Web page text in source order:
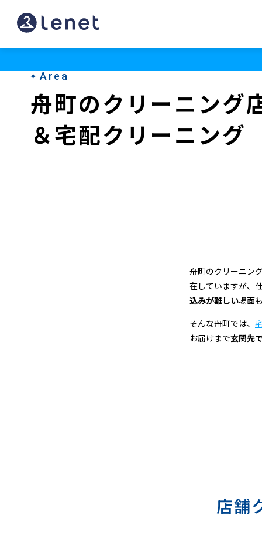
舟
町
Area
舟町のクリーニング
＆宅配クリーニング
舟町のクリーニング
在していますが、
込みが難しい場面
そんな舟町では、
お届けまで玄関先
店舗